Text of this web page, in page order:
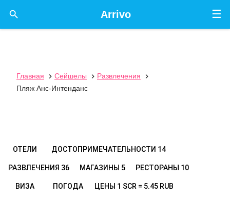
☰
Arrivo

Главная  Сейшелы  Развлечения

Пляж Анс-Интенданс
ОТЕЛИ ДОСТОПРИМЕЧАТЕЛЬНОСТИ 14
РАЗВЛЕЧЕНИЯ 36 МАГАЗИНЫ 5 РЕСТОРАНЫ 10
ВИЗА ПОГОДА ЦЕНЫ 1 SCR = 5.45 RUB